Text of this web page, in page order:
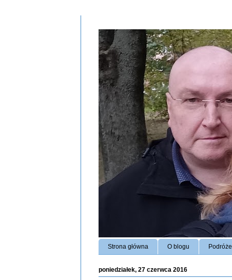
Strona główna O blogu Podróże
poniedziałek, 27 czerwca 2016